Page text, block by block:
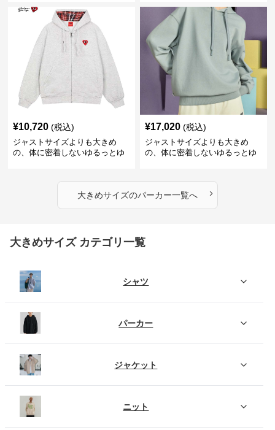
ゆったりハッピーハート ジップ
アップパーカー
¥10,720 (税込)
ジャストサイズよりも大きめ
の、体に密着しないゆるっとゆ
アップパーカー
¥17,020 (税込)
ジャストサイズよりも大きめ
の、体に密着しないゆるっとゆ
大きめサイズのパーカー一覧へ ›
大きめサイズ カテゴリ一覧
シャツ
パーカー
ジャケット
ニット